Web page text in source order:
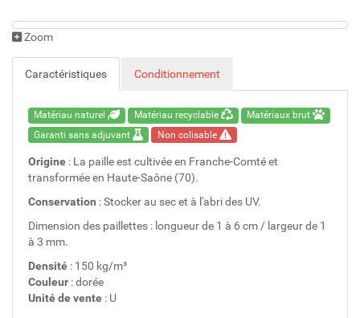
Zoom
Caractéristiques Conditionnement
Matériau naturel Matériau recyclable
Matériaux brut
Garanti sans adjuvant
Non colisable
Origine : La paille est cultivée en Franche-Comté et
transformée en Haute-Saône (70).
Conservation : Stocker au sec et à l'abri des UV.
Dimension des paillettes : longueur de 1 à 6 cm / largeur de 1
à 3 mm.
Densité : 150 kg/m³
Couleur : dorée
Unité de vente : U